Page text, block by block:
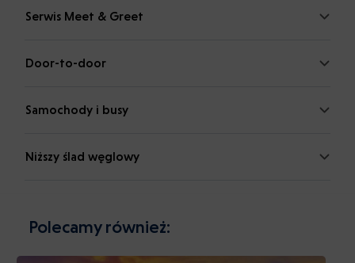
Serwis Meet & Greet
Door-to-door
Samochody i busy
Niższy ślad węglowy
Polecamy również: